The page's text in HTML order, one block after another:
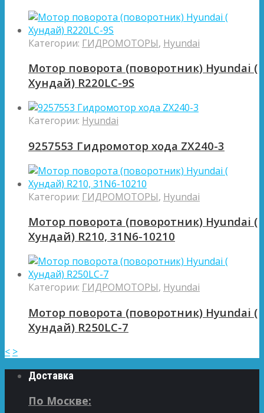
Категории: ГИДРОМОТОРЫ, Hyundai
Мотор поворота (поворотник) Hyundai (
Хундай) R220LC-9S
Категории: Hyundai
9257553 Гидромотор хода ZX240-3
Категории: ГИДРОМОТОРЫ, Hyundai
Мотор поворота (поворотник) Hyundai (
Хундай) R210, 31N6-10210
Категории: ГИДРОМОТОРЫ, Hyundai
Мотор поворота (поворотник) Hyundai (
Хундай) R250LC-7
< >
Доставка
По Москве: